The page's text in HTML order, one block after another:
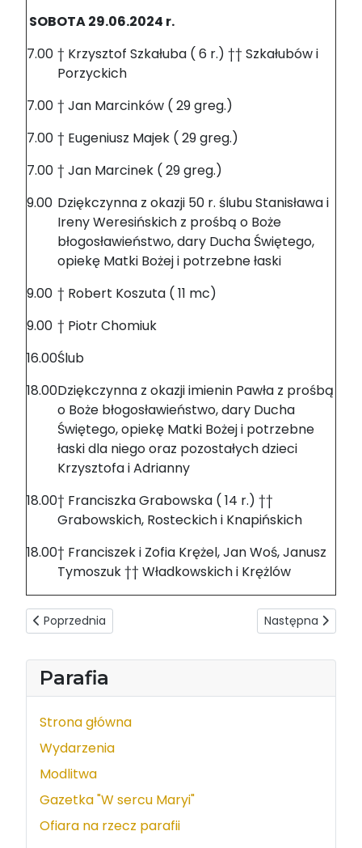
Parafia
Strona główna
Wydarzenia
Modlitwa
Gazetka "W sercu Maryi"
Ofiara na rzecz parafii
SOBOTA 29.06.2024 r.
7.00 † Krzysztof Szkałuba ( 6 r.) †† Szkałubów i
Porzyckich
7.00 † Jan Marcinków ( 29 greg.)
7.00 † Eugeniusz Majek ( 29 greg.)
7.00 † Jan Marcinek ( 29 greg.)
9.00 Dziękczynna z okazji 50 r. ślubu Stanisława i
Ireny Weresińskich z prośbą o Boże
błogosławieństwo, dary Ducha Świętego,
opiekę Matki Bożej i potrzebne łaski
9.00 † Robert Koszuta ( 11 mc)
9.00 † Piotr Chomiuk
16.00Ślub
18.00Dziękczynna z okazji imienin Pawła z prośbą
o Boże błogosławieństwo, dary Ducha
Świętego, opiekę Matki Bożej i potrzebne
łaski dla niego oraz pozostałych dzieci
Krzysztofa i Adrianny
18.00† Franciszka Grabowska ( 14 r.) ††
Grabowskich, Rosteckich i Knapińskich
18.00† Franciszek i Zofia Krężel, Jan Woś, Janusz
Tymoszuk †† Władkowskich i Krężlów
Poprzednia strona: Intencje mszalne 30.06-06.07.2024
Poprzednia Następna
Następna